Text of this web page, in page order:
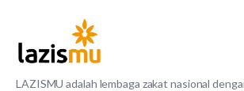
LAZISMU adalah lembaga zakat nasional